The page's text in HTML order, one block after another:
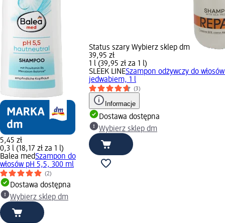
5,45 zł
0,3 l (18,17 zł za 1 l)
Balea medSzampon do
włosów pH 5,5, 300 ml
(2)
Dostawa dostępna
Wybierz sklep dm
Status szary Wybierz sklep dm
39,95 zł
1 l (39,95 zł za 1 l)
SLEEK LINESzampon odżywczy do
jedwabiem, 1 l
(3)
Informacje
Dostawa dostępna
Wybierz sklep dm